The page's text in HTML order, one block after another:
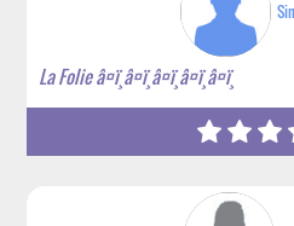
La Folie â¤ï¸â¤ï¸â¤ï¸â¤ï¸â¤ï¸